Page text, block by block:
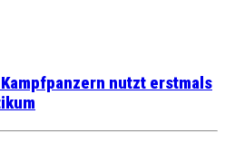
nutzt erstmals